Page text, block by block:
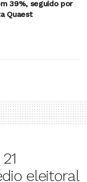
39%, seguido por
Quaest
eleitoral